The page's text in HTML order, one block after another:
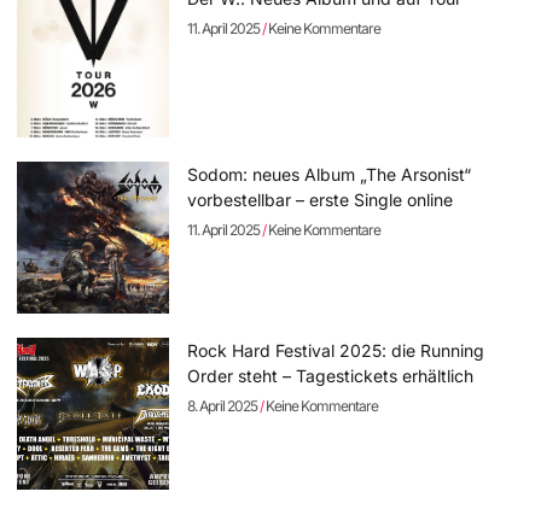
11. April 2025 Keine Kommentare
Sodom: neues Album „The Arsonist“
vorbestellbar – erste Single online
11. April 2025 Keine Kommentare
Rock Hard Festival 2025: die Running
Order steht – Tagestickets erhältlich
8. April 2025 Keine Kommentare